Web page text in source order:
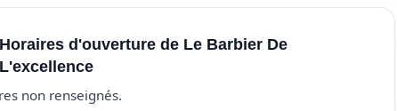
Horaires d'ouverture de Le Barbier De
L'excellence
non renseignés.